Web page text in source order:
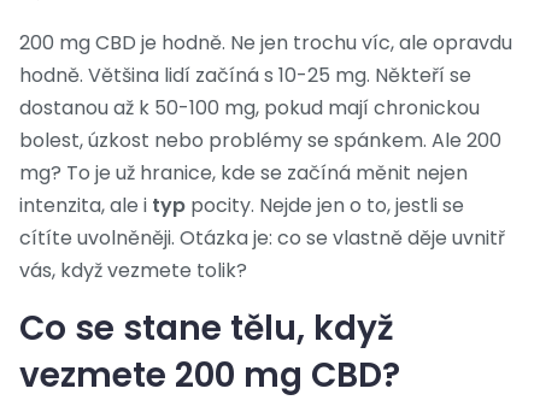
200 mg CBD je hodně. Ne jen trochu víc, ale opravdu
hodně. Většina lidí začíná s 10-25 mg. Někteří se
dostanou až k 50-100 mg, pokud mají chronickou
bolest, úzkost nebo problémy se spánkem. Ale 200
mg? To je už hranice, kde se začíná měnit nejen
intenzita, ale i typ pocity. Nejde jen o to, jestli se
cítíte uvolněněji. Otázka je: co se vlastně děje uvnitř
vás, když vezmete tolik?
Co se stane tělu, když
vezmete 200 mg CBD?